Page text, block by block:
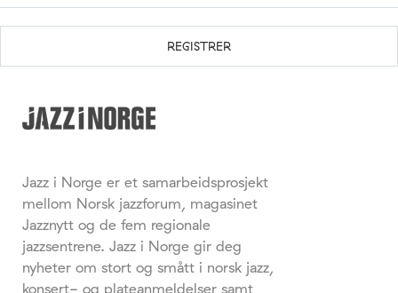
Jazz i Norge er et samarbeidsprosjekt
mellom Norsk jazzforum, magasinet
Jazznytt og de fem regionale
jazzsentrene. Jazz i Norge gir deg
nyheter om stort og smått i norsk jazz,
konsert- og plateanmeldelser samt